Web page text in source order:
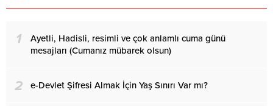
1
Ayetli, Hadisli, resimli ve çok anlamlı cuma günü
mesajları (Cumanız mübarek olsun)
2 e-Devlet Şifresi Almak İçin Yaş Sınırı Var mı?